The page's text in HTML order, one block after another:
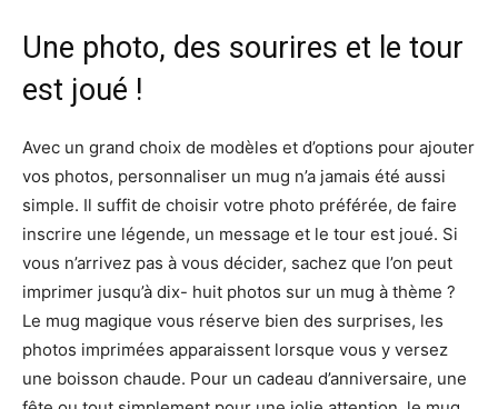
Une photo, des sourires et le tour
est joué !
Avec un grand choix de modèles et d’options pour ajouter
vos photos, personnaliser un mug n’a jamais été aussi
simple. Il suffit de choisir votre photo préférée, de faire
inscrire une légende, un message et le tour est joué. Si
vous n’arrivez pas à vous décider, sachez que l’on peut
imprimer jusqu’à dix- huit photos sur un mug à thème ?
Le mug magique vous réserve bien des surprises, les
photos imprimées apparaissent lorsque vous y versez
une boisson chaude. Pour un cadeau d’anniversaire, une